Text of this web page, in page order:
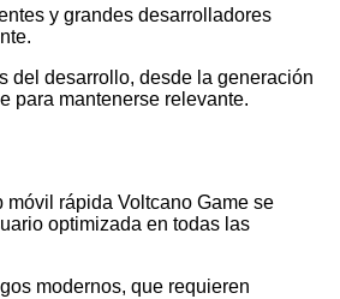
y grandes desarrolladores
del desarrollo, desde la generación
para mantenerse relevante.
móvil rápida Voltcano Game se
optimizada en todas las
modernos, que requieren